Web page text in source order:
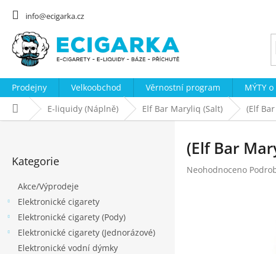
info@ecigarka.cz
Prodejny Velkoobchod Věrnostní program MÝTY
Domů E-liquidy (Náplně) Elf Bar Maryliq (Salt) (Elf
kategorie
Kategorie
Akce/Výprodeje
Elektronické cigarety
Elektronické cigarety (Pody)
Elektronické cigarety (Jednorázové)
Elektronické vodní dýmky
(Elf Bar
Průměrné
Neohodnoceno